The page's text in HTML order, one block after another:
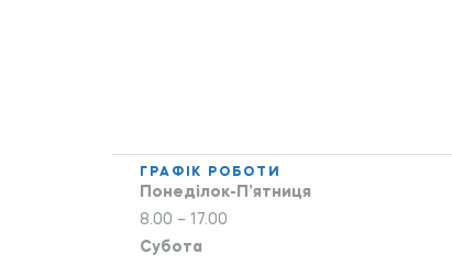
ГРАФІК РОБОТИ
Понеділок-П’ятниця
8.00 – 17.00
Субота